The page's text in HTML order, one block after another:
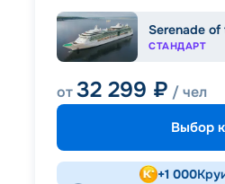
Serenade of
СТАНДАРТ
от32 299 ₽ / чел
Выбор
+1 000